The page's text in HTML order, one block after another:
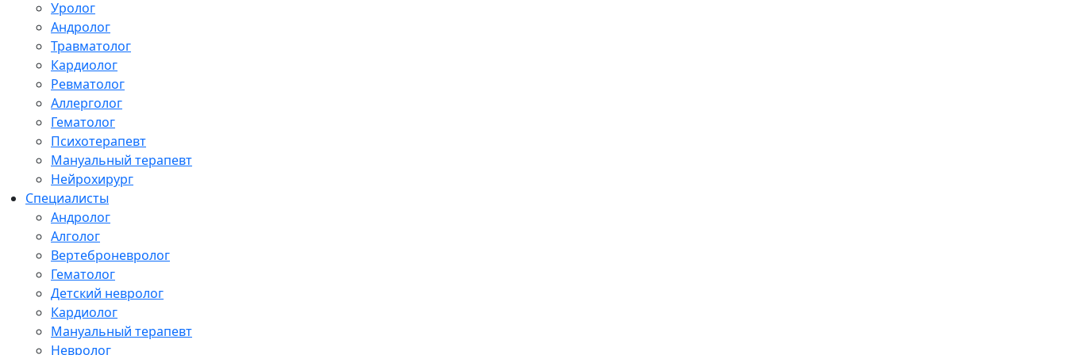
Уролог
Андролог
Травматолог
Кардиолог
Ревматолог
Аллерголог
Гематолог
Психотерапевт
Мануальный терапевт
Нейрохирург
Специалисты
Андролог
Алголог
Вертеброневролог
Гематолог
Детский невролог
Кардиолог
Мануальный терапевт
Невролог